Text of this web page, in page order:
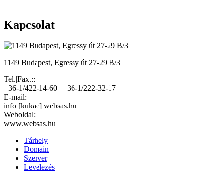
Kapcsolat
1149 Budapest, Egressy út 27-29 B/3
Tel.|Fax.::
+36-1/422-14-60 | +36-1/222-32-17
E-mail:
info [kukac] websas.hu
Weboldal:
www.websas.hu
Tárhely
Domain
Szerver
Levelezés